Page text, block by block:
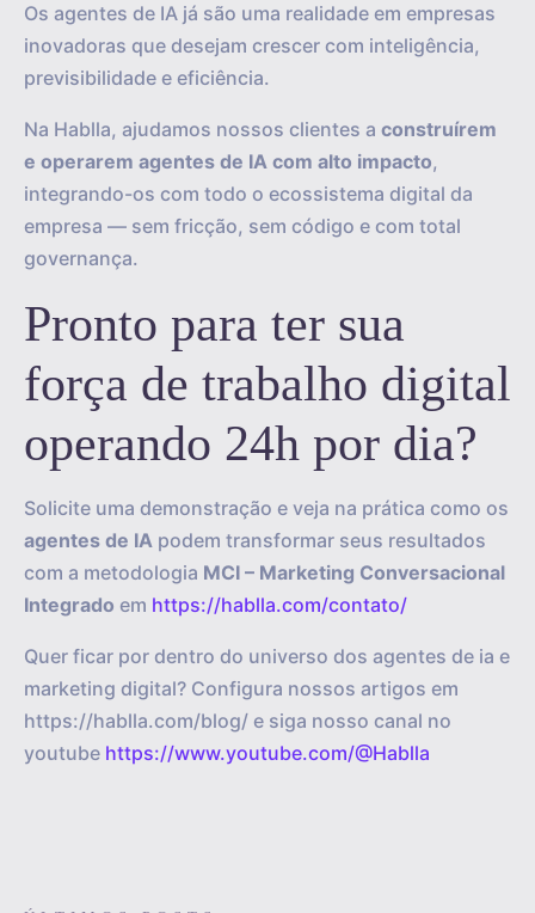
Os agentes de IA já são uma realidade em empresas
inovadoras que desejam crescer com inteligência,
previsibilidade e eficiência.
Na Hablla, ajudamos nossos clientes a construírem
e operarem agentes de IA com alto impacto,
integrando-os com todo o ecossistema digital da
empresa — sem fricção, sem código e com total
governança.
Pronto para ter sua
força de trabalho digital
operando 24h por dia?
Solicite uma demonstração e veja na prática como os
agentes de IA podem transformar seus resultados
com a metodologia MCI – Marketing Conversacional
Integrado em https://hablla.com/contato/
Quer ficar por dentro do universo dos agentes de ia e
marketing digital? Configura nossos artigos em
https://hablla.com/blog/ e siga nosso canal no
youtube https://www.youtube.com/@Hablla